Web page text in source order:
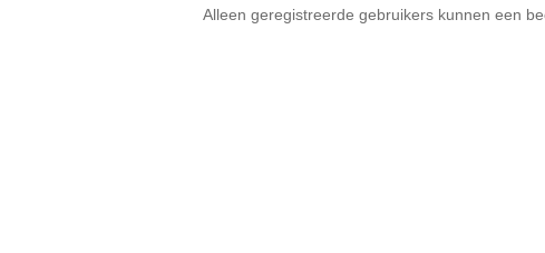
Alleen geregistreerde gebruikers kunnen een